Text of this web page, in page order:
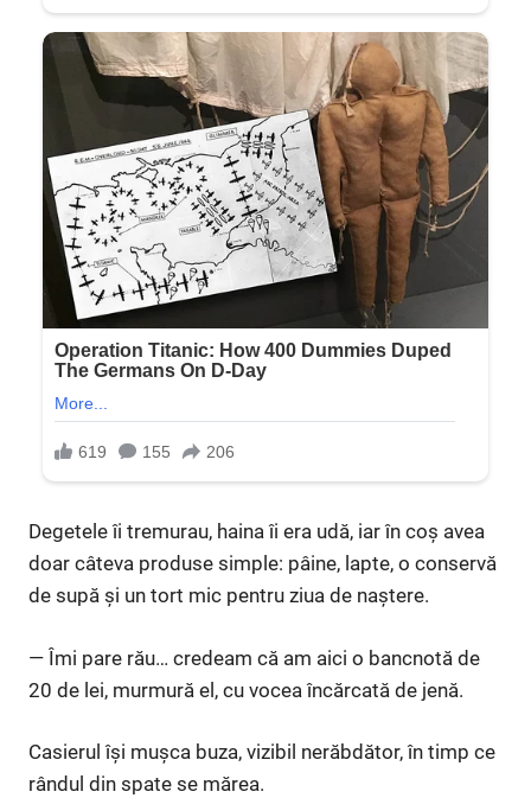
Degetele îi tremurau, haina îi era udă, iar în coș avea
doar câteva produse simple: pâine, lapte, o conservă
de supă și un tort mic pentru ziua de naștere.
— Îmi pare rău… credeam că am aici o bancnotă de
20 de lei, murmură el, cu vocea încărcată de jenă.
Casierul își mușca buza, vizibil nerăbdător, în timp ce
rândul din spate se mărea.